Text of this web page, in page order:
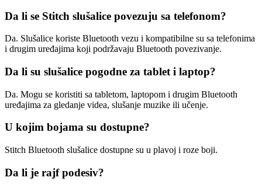
Da li se Stitch slušalice povezuju sa telefonom?
Da. Slušalice koriste Bluetooth vezu i kompatibilne su sa telefonima
i drugim uređajima koji podržavaju Bluetooth povezivanje.
Da li su slušalice pogodne za tablet i laptop?
Da. Mogu se koristiti sa tabletom, laptopom i drugim Bluetooth
uređajima za gledanje videa, slušanje muzike ili učenje.
U kojim bojama su dostupne?
Stitch Bluetooth slušalice dostupne su u plavoj i roze boji.
Da li je rajf podesiv?